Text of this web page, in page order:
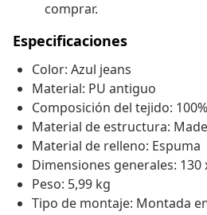
comprar.
Especificaciones
Color: Azul jeans
Material: PU antiguo
Composición del tejido:
Material de estructura:
Material de relleno: Espuma
Dimensiones generales: 130
Peso: 5,99 kg
Tipo de montaje: Montada